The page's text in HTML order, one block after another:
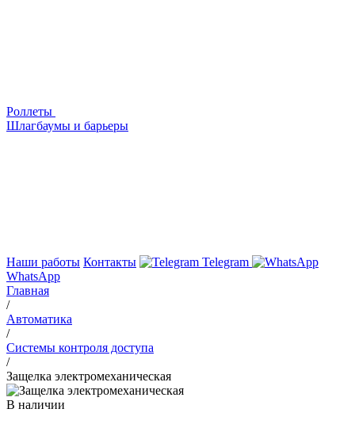
Роллеты
Шлагбаумы и барьеры
Наши работы Контакты
Telegram
WhatsApp
Главная
/
Автоматика
/
Системы контроля доступа
/
Защелка электромеханическая
В наличии